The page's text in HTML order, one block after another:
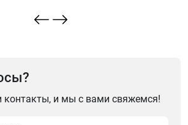
контакты, и мы с вами свяжемся!